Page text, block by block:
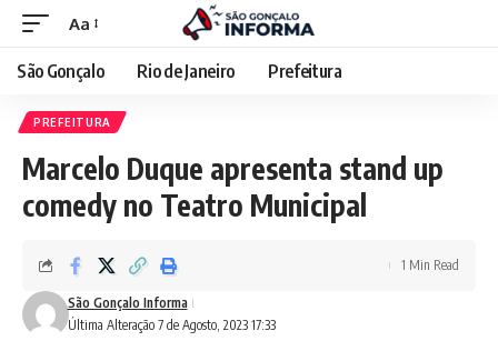
Aa
São Gonçalo Rio de Janeiro Prefeitura
PREFEITURA
Marcelo Duque apresenta stand up
comedy no Teatro Municipal
Última Alteração 7 de Agosto, 2023 17:33
São Gonçalo Informa
1 Min Read